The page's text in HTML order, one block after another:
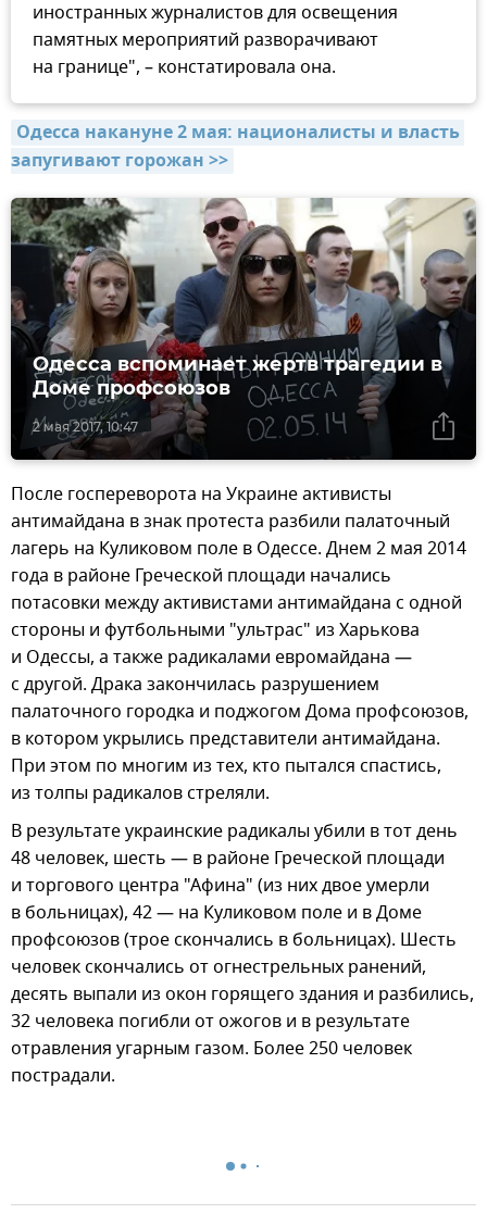
иностранных журналистов для освещения
памятных мероприятий разворачивают
на границе", – констатировала она.
Одесса накануне 2 мая: националисты и власть
запугивают горожан >>
2 мая 2017, 10:47
Одесса вспоминает жертв трагедии в
Доме профсоюзов
После госпереворота на Украине активисты
антимайдана в знак протеста разбили палаточный
лагерь на Куликовом поле в Одессе. Днем 2 мая 2014
года в районе Греческой площади начались
потасовки между активистами антимайдана с одной
стороны и футбольными "ультрас" из Харькова
и Одессы, а также радикалами евромайдана —
с другой. Драка закончилась разрушением
палаточного городка и поджогом Дома профсоюзов,
в котором укрылись представители антимайдана.
При этом по многим из тех, кто пытался спастись,
из толпы радикалов стреляли.
В результате украинские радикалы убили в тот день
48 человек, шесть — в районе Греческой площади
и торгового центра "Афина" (из них двое умерли
в больницах), 42 — на Куликовом поле и в Доме
профсоюзов (трое скончались в больницах). Шесть
человек скончались от огнестрельных ранений,
десять выпали из окон горящего здания и разбились,
32 человека погибли от ожогов и в результате
отравления угарным газом. Более 250 человек
пострадали.